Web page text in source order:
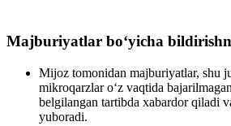
Majburiyatlar bo‘yicha
Mijoz tomonidan majburiyatlar, shu
mikroqarzlar o‘z vaqtida
belgilangan tartibda xabardor qiladi
yuboradi.